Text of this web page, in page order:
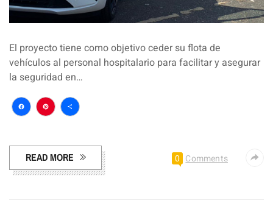
El proyecto tiene como objetivo ceder su flota de
vehículos al personal hospitalario para facilitar y asegurar
la seguridad en…
Facebook
Pinterest
Compartir
READ MORE 0 Comments